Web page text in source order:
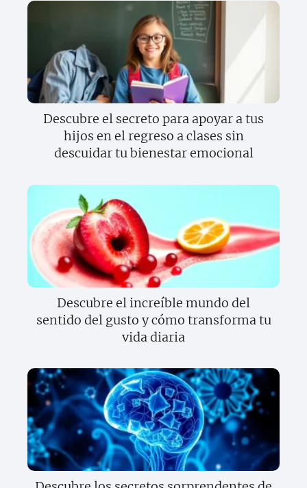
Descubre el secreto para apoyar a tus
hijos en el regreso a clases sin
descuidar tu bienestar emocional
Descubre el increíble mundo del
sentido del gusto y cómo transforma tu
vida diaria